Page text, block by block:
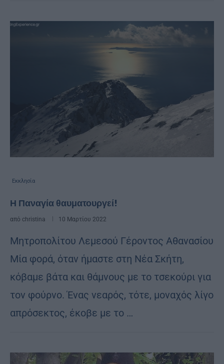
Εκκλησία
Η Παναγία θαυματουργεί!
από christina 10 Μαρτίου 2022
Μητροπολίτου Λεμεσού Γέροντος Αθανασίου
Μία φορά, όταν ήμαστε στη Νέα Σκήτη,
κόβαμε βάτα και θάμνους με το τσεκούρι για
τον φούρνο. Ένας νεαρός, τότε, μοναχός λίγο
απρόσεκτος, έκοβε με το …